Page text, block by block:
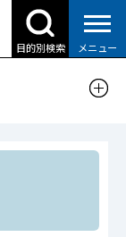
目的別検索 メニュー